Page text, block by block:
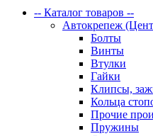
-- Каталог товаров --
Автокрепеж
Болты
Винты
Втулки
Гайки
Клипсы,
Кольца
Прочие
Пружины